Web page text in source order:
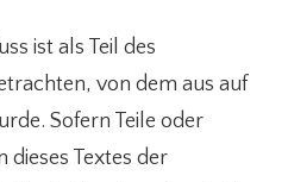
ist als Teil des
von dem aus auf
Sofern Teile oder
dieses Textes der